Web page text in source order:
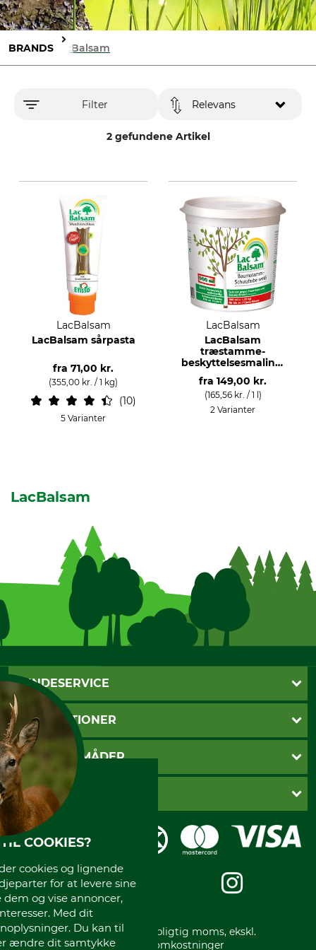
BRANDS LacBalsam
Filter
2 gefundene Artikel
Relevans
LacBalsam
LacBalsam sårpasta
fra 71,00 kr.
(355,00 kr. / 1 kg)
10
5 Varianter
LacBalsam
LacBalsam
træstamme-
beskyttelsesmaling,
fra 149,00 kr.
(165,56 kr. / 1 l)
2 Varianter
LacBalsam
KUNDESERVICE
Kontakt
Nyhedsbrev
Cookie-indstillinger
INFORMATIONER
Betalingsmåder
Fragt
Fortrydelsesret
Fortrydelse af din ordre
Reklamation
Privatlivspolitik
Impressum
Gratis returlabel
BETALINGSMÅDER
Dankort
Faktura
Mobile Pay
Kreditkort
DANSK SKOVKONTOR
Karriere
Messe datoer
International
* Alle priser inkl. lovpligtig moms, ekskl.
forsendelsesomkostninger
COOKIES?
cookies og lignende
for at levere sine
og vise annoncer,
Med dit
Du kan til
ændre dit samtykke